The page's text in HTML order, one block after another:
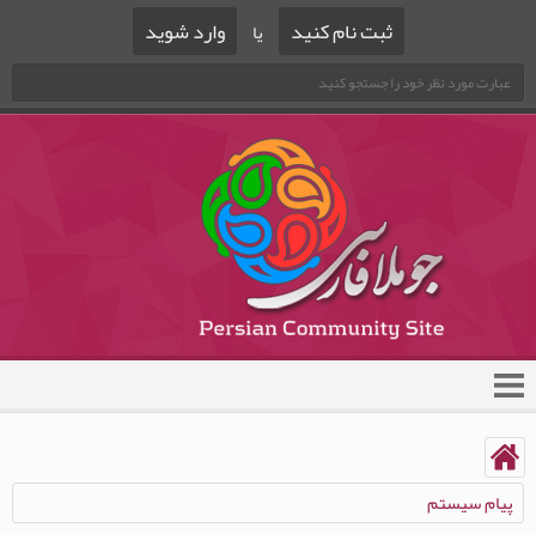
ثبت نام کنید یا وارد شوید
پیام سیستم